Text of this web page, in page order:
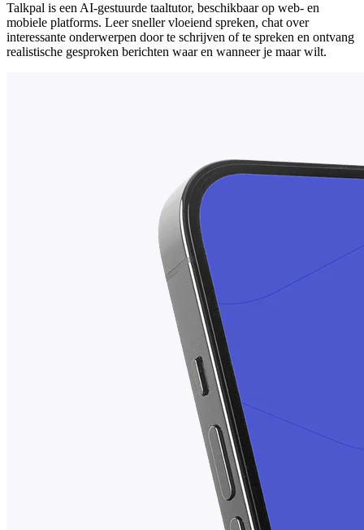
Talkpal is een AI-gestuurde taaltutor, beschikbaar op web- en
mobiele platforms. Leer sneller vloeiend spreken, chat over
interessante onderwerpen door te schrijven of te spreken en ontvang
realistische gesproken berichten waar en wanneer je maar wilt.